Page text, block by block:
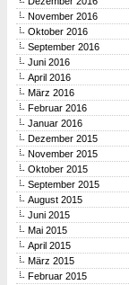
November 2016
Oktober 2016
September 2016
Juni 2016
April 2016
März 2016
Februar 2016
Januar 2016
Dezember 2015
November 2015
Oktober 2015
September 2015
August 2015
Juni 2015
Mai 2015
April 2015
März 2015
Februar 2015